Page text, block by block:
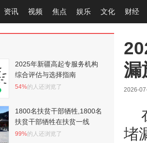
资讯 视频 焦点 娱乐 文化 财经
漏
2026-
堵
2025年新疆高起专服务机构
综合评估与选择指南
54%的人还浏览了
1800名扶贫干部牺牲,1800名
扶贫干部牺牲在扶贫一线
99%的人还浏览了